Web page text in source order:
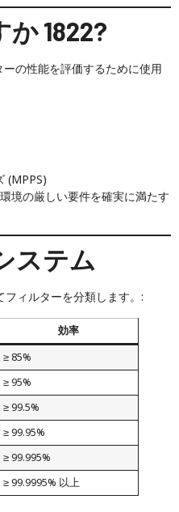
か 1822?
の性能を評価するために使用
(MPPS)
境の厳しい要件を確実に満たす
ステム
ィルターを分類します。:
効率
≥ 85%
≥ 95%
≥ 99.5%
≥ 99.95%
≥ 99.995%
≥ 99.9995% 以上